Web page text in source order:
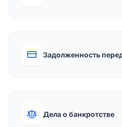
Задолженность
Дела о банкротстве